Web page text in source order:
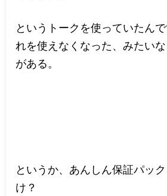
というトークを使っていたん
れを使えなくなった、みたい
がある。
というか、あんしん保証パッ
け？